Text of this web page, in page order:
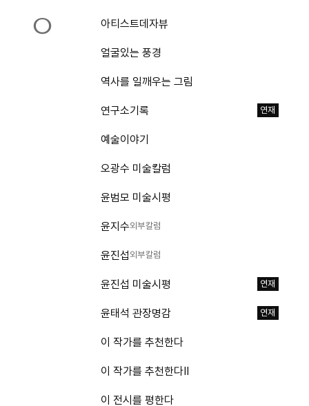
ㅇ 아티스트데자뷰
얼굴있는 풍경
역사를 일깨우는 그림
연구소기록 연재
예술이야기
오광수 미술칼럼
윤범모 미술시평
윤지수외부칼럼
윤진섭외부칼럼
윤진섭 미술시평 연재
윤태석 관장명감 연재
이 작가를 추천한다
이 작가를 추천한다Ⅱ
이 전시를 평한다